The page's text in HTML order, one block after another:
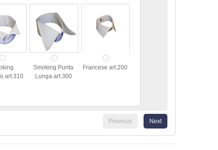
art.310
Smoking Punta
Lunga art.300
Francese art.200
Previous Next